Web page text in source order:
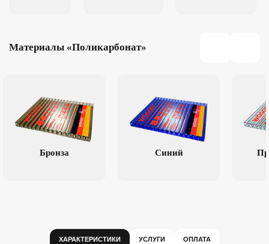
Материалы «Поликарбонат»
Бронза Синий
ХАРАКТЕРИСТИКИ УСЛУГИ ОПЛАТА